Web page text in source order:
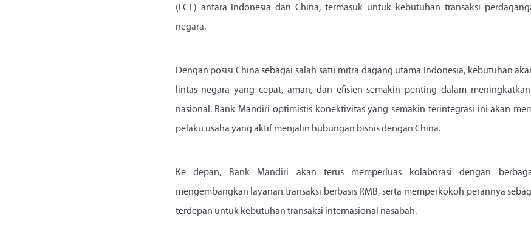
(LCT) antara Indonesia dan China, termasuk untuk kebutuhan transaksi
negara.
Dengan posisi China sebagai salah satu mitra dagang utama Indonesia, kebutuhan
lintas negara yang cepat, aman, dan efisien semakin penting dalam
nasional. Bank Mandiri optimistis konektivitas yang semakin terintegrasi ini akan
pelaku usaha yang aktif menjalin hubungan bisnis dengan China.
Ke depan, Bank Mandiri akan terus memperluas kolaborasi dengan
mengembangkan layanan transaksi berbasis RMB, serta memperkokoh perannya
terdepan untuk kebutuhan transaksi internasional nasabah.